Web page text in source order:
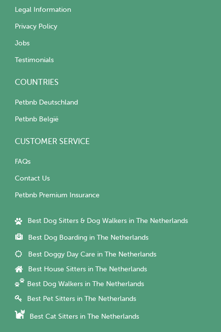
Legal Information
Privacy Policy
Jobs
Testimonials
COUNTRIES
Petbnb Deutschland
Petbnb België
CUSTOMER SERVICE
FAQs
Contact Us
Petbnb Premium Insurance
Best Dog Sitters & Dog Walkers in The Netherlands
Best Dog Boarding in The Netherlands
Best Doggy Day Care in The Netherlands
Best House Sitters in The Netherlands
Best Dog Walkers in The Netherlands
Best Pet Sitters in The Netherlands
Best Cat Sitters in The Netherlands